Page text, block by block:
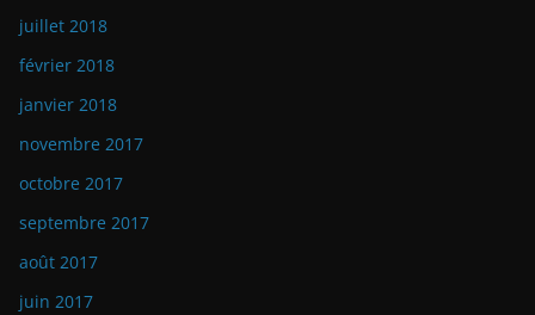
juillet 2018
février 2018
janvier 2018
novembre 2017
octobre 2017
septembre 2017
août 2017
juin 2017